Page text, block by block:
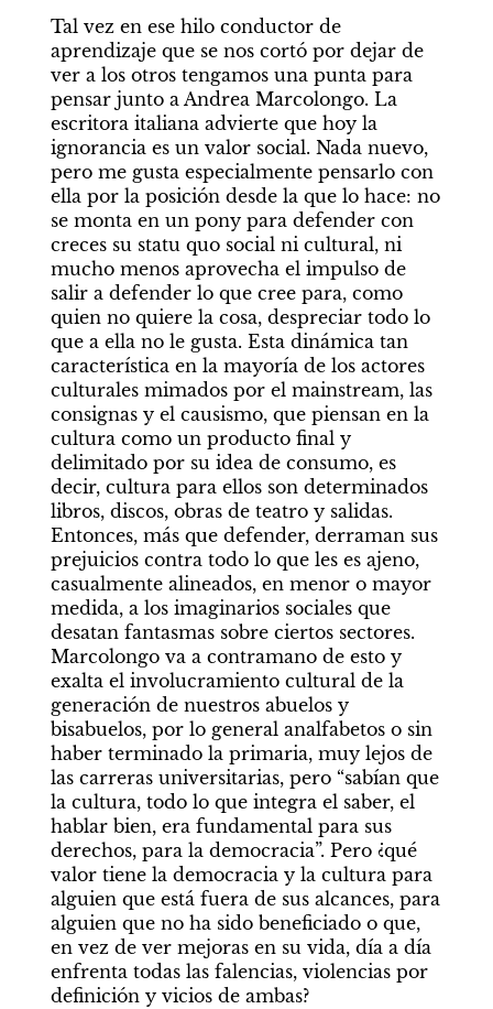
Tal vez en ese hilo conductor de
aprendizaje que se nos cortó por dejar de
ver a los otros tengamos una punta para
pensar junto a Andrea Marcolongo. La
escritora italiana advierte que hoy la
ignorancia es un valor social. Nada nuevo,
pero me gusta especialmente pensarlo con
ella por la posición desde la que lo hace: no
se monta en un pony para defender con
creces su statu quo social ni cultural, ni
mucho menos aprovecha el impulso de
salir a defender lo que cree para, como
quien no quiere la cosa, despreciar todo lo
que a ella no le gusta. Esta dinámica tan
característica en la mayoría de los actores
culturales mimados por el mainstream, las
consignas y el causismo, que piensan en la
cultura como un producto final y
delimitado por su idea de consumo, es
decir, cultura para ellos son determinados
libros, discos, obras de teatro y salidas.
Entonces, más que defender, derraman sus
prejuicios contra todo lo que les es ajeno,
casualmente alineados, en menor o mayor
medida, a los imaginarios sociales que
desatan fantasmas sobre ciertos sectores.
Marcolongo va a contramano de esto y
exalta el involucramiento cultural de la
generación de nuestros abuelos y
bisabuelos, por lo general analfabetos o sin
haber terminado la primaria, muy lejos de
las carreras universitarias, pero “sabían que
la cultura, todo lo que integra el saber, el
hablar bien, era fundamental para sus
derechos, para la democracia”. Pero ¿qué
valor tiene la democracia y la cultura para
alguien que está fuera de sus alcances, para
alguien que no ha sido beneficiado o que,
en vez de ver mejoras en su vida, día a día
enfrenta todas las falencias, violencias por
definición y vicios de ambas?